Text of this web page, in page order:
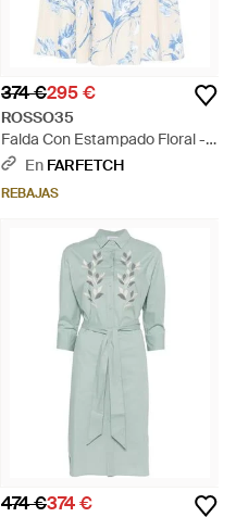
374 €295 €
ROSSO35
Falda Con Estampado Floral -
AzulEn FARFETCH
REBAJAS
474 €374 €